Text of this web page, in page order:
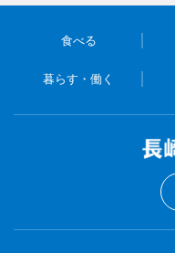
食べる
暮らす・働く